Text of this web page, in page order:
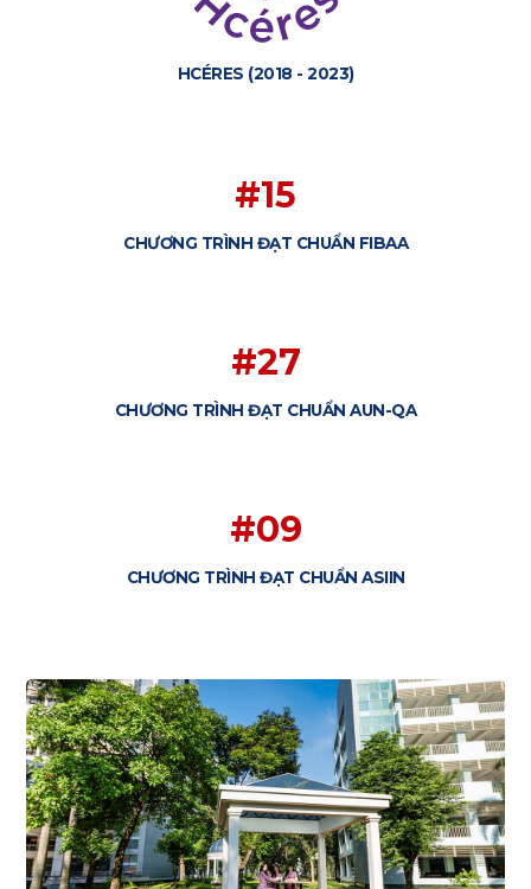
HCÉRES (2018 - 2023)
#15
CHƯƠNG TRÌNH ĐẠT CHUẨN FIBAA
#27
CHƯƠNG TRÌNH ĐẠT CHUẨN AUN-QA
#09
CHƯƠNG TRÌNH ĐẠT CHUẨN ASIIN